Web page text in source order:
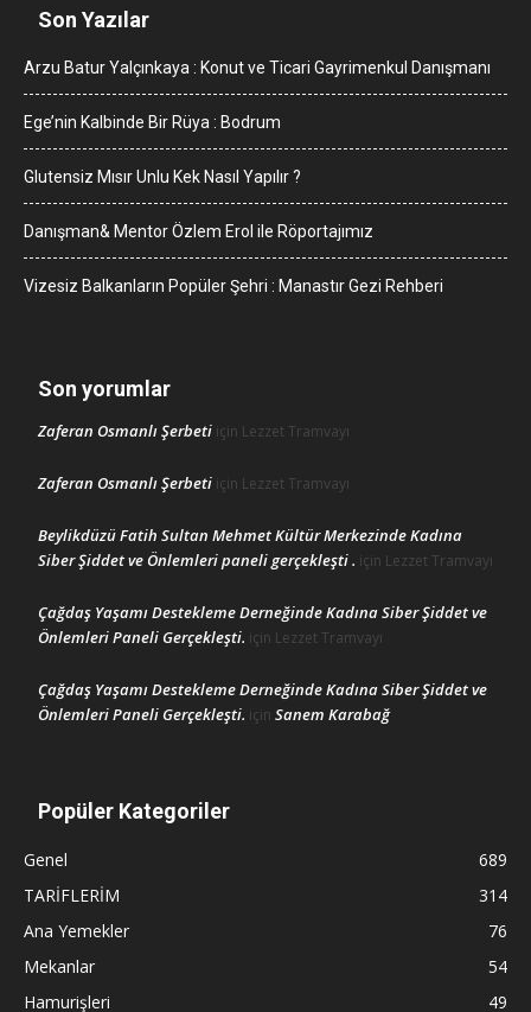
Son Yazılar
Arzu Batur Yalçınkaya : Konut ve Ticari Gayrimenkul Danışmanı
Ege’nin Kalbinde Bir Rüya : Bodrum
Glutensiz Mısır Unlu Kek Nasıl Yapılır ?
Danışman& Mentor Özlem Erol ile Röportajımız
Vizesiz Balkanların Popüler Şehri : Manastır Gezi Rehberi
Son yorumlar
Zaferan Osmanlı Şerbeti için Lezzet Tramvayı
Zaferan Osmanlı Şerbeti için Lezzet Tramvayı
Beylikdüzü Fatih Sultan Mehmet Kültür Merkezinde Kadına
Siber Şiddet ve Önlemleri paneli gerçekleşti . için Lezzet Tramvayı
Çağdaş Yaşamı Destekleme Derneğinde Kadına Siber Şiddet ve
Önlemleri Paneli Gerçekleşti. için Lezzet Tramvayı
Çağdaş Yaşamı Destekleme Derneğinde Kadına Siber Şiddet ve
Önlemleri Paneli Gerçekleşti. için Sanem Karabağ
Popüler Kategoriler
Genel
689
TARİFLERİM
314
Ana Yemekler
76
Mekanlar
54
Hamurişleri
49